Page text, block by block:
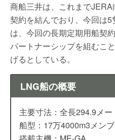
商船三井は、これまで
契約を結んでおり、今回は
は、今回の長期定期用船契
パートナーシップを組むこ
げるとしている。
LNG船の概要
主要寸法：全長294.9メ
船型：17万4000m3メン